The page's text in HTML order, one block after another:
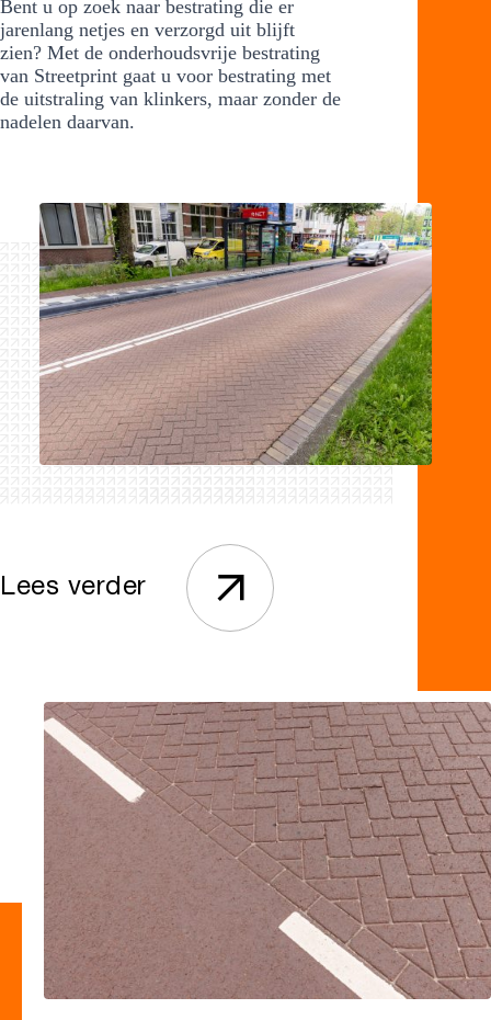
Bent u op zoek naar bestrating die er
jarenlang netjes en verzorgd uit blijft
zien? Met de onderhoudsvrije bestrating
van Streetprint gaat u voor bestrating met
de uitstraling van klinkers, maar zonder de
nadelen daarvan.
Lees verder